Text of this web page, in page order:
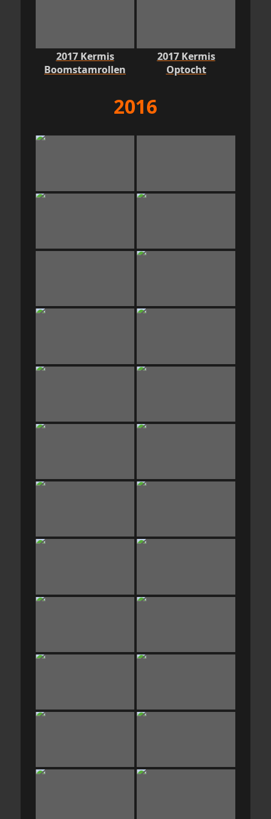
2017 Kermis
Boomstamrollen
2017 Kermis
Optocht
2016